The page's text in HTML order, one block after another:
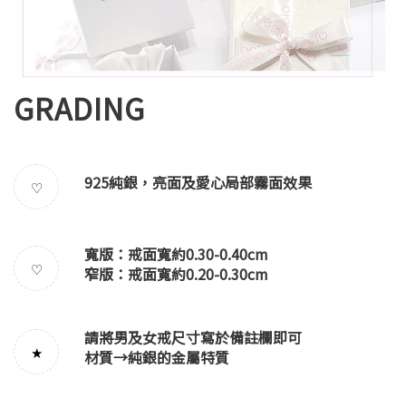
GRADING
♡ 925純銀，亮面及愛心局部霧面效果
♡
寬版：戒面寬約0.30-0.40cm
窄版：戒面寬約0.20-0.30cm
★
請將男及女戒尺寸寫於備註欄即可
材質→純銀的金屬特質